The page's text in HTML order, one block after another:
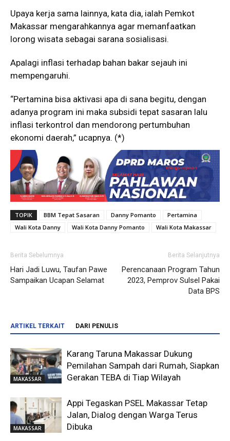
Upaya kerja sama lainnya, kata dia, ialah Pemkot
Makassar mengarahkannya agar memanfaatkan
lorong wisata sebagai sarana sosialisasi.
Apalagi inflasi terhadap bahan bakar sejauh ini
mempengaruhi.
“Pertamina bisa aktivasi apa di sana begitu, dengan
adanya program ini maka subsidi tepat sasaran lalu
inflasi terkontrol dan mendorong pertumbuhan
ekonomi daerah,” ucapnya. (*)
TOPIK BBM Tepat Sasaran Danny Pomanto
Pertamina
Wali Kota Danny
Wali Kota Danny Pomanto Wali Kota Makassar
Berita Sebelumnya
Hari Jadi Luwu, Taufan Pawe
Sampaikan Ucapan Selamat
Berita Selanjutnya
Perencanaan Program Tahun
2023, Pemprov Sulsel Pakai
Data BPS
ARTIKEL TERKAIT DARI PENULIS
MAKASSAR
Karang Taruna Makassar Dukung
Pemilahan Sampah dari Rumah, Siapkan
Gerakan TEBA di Tiap Wilayah
MAKASSAR
Appi Tegaskan PSEL Makassar Tetap
Jalan, Dialog dengan Warga Terus
Dibuka